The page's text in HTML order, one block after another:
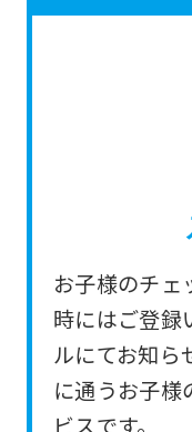
お子様のチェ
時にはご登録
ルにてお知ら
に通うお子様
ビスです。